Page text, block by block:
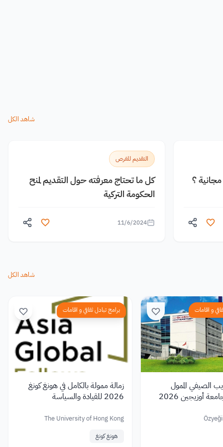
شاهد الكل
؟
التقديم للفرص
كل ما تحتاج معرفته حول التقديم لمنح
الحكومة التركية
11/6/2024
شاهد الكل
و اقامات
الصيفي الممول
أوزيجين 2026
برامج تبادل ثقافي و اقامات
زمالة ممولة بالكامل في هونغ كونغ
2026 للقيادة والسياسة
The University of Hong Kong
هونغ كونغ